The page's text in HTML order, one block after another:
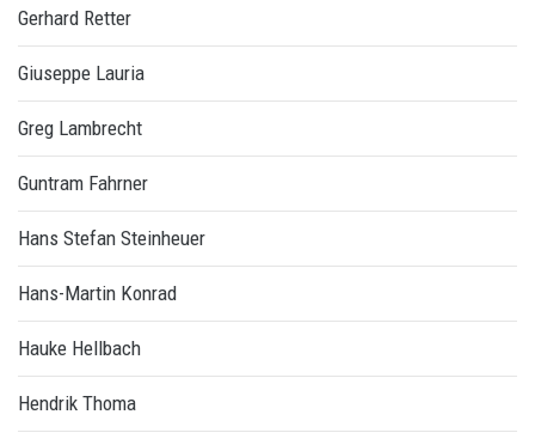
Gerhard Retter
Giuseppe Lauria
Greg Lambrecht
Guntram Fahrner
Hans Stefan Steinheuer
Hans-Martin Konrad
Hauke Hellbach
Hendrik Thoma